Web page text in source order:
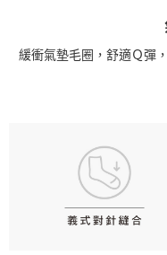
緩衝氣墊毛圈，舒適Ｑ彈